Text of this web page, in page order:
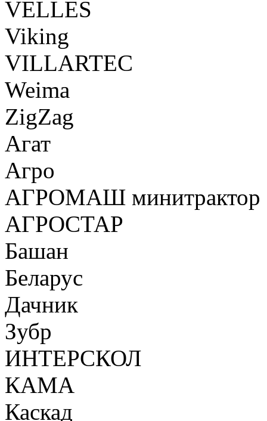
VELLES
Viking
VILLARTEC
Weima
ZigZag
Агат
Агро
АГРОМАШ минитрактор
АГРОСТАР
Башан
Беларус
Дачник
Зубр
ИНТЕРСКОЛ
КАМА
Каскад